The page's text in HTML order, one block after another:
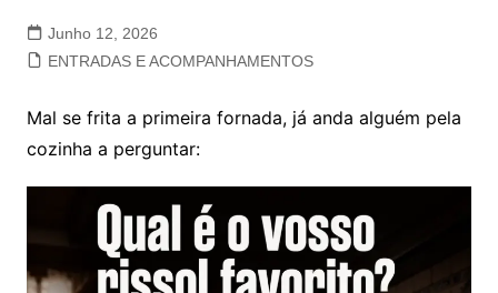
Junho 12, 2026
ENTRADAS E ACOMPANHAMENTOS
Mal se frita a primeira fornada, já anda alguém pela
cozinha a perguntar: